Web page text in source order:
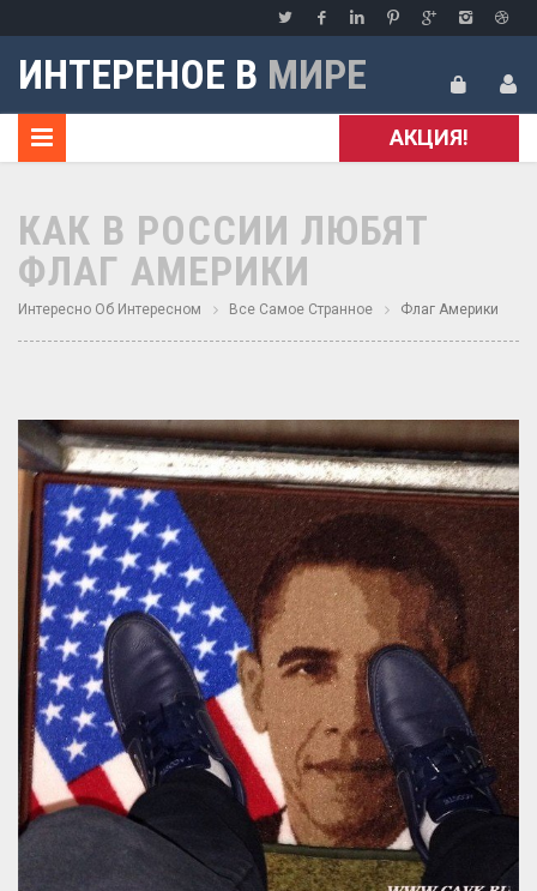
ИНТЕРЕНОЕ В МИРЕ
АКЦИЯ!
КАК В РОССИИ ЛЮБЯТ
ФЛАГ АМЕРИКИ
Интересно Об Интересном Все Самое Странное Флаг Америки